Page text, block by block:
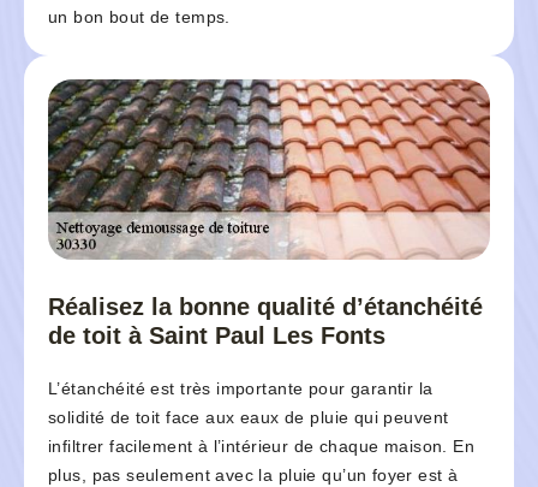
un bon bout de temps.
Réalisez la bonne qualité d’étanchéité
de toit à Saint Paul Les Fonts
L’étanchéité est très importante pour garantir la
solidité de toit face aux eaux de pluie qui peuvent
infiltrer facilement à l’intérieur de chaque maison. En
plus, pas seulement avec la pluie qu’un foyer est à